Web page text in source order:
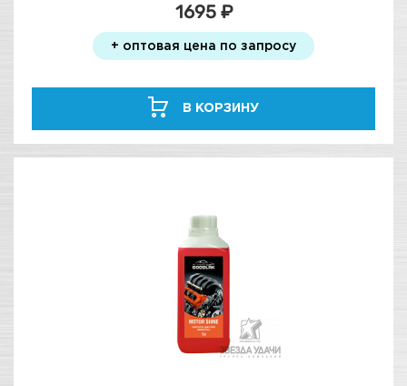
1695 ₽
+ оптовая цена по запросу
В КОРЗИНУ